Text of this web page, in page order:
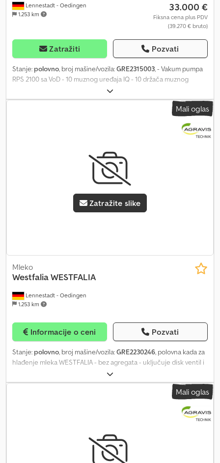
Lennestadt - Oedingen
1.253 km
33.000 €
Fiksna cena plus PDV
(39.270 € bruto)
Zatražiti Pozvati
Stanje: polovno, broj mašine/vozila:GRE2315003, - Vakum pumpa
RPS 2100 sa VoD - 10 muznog uređaja IQ - 10 držača muznog
uređaja - 10 Dematron 60 sa Stimopulsom - Posiball držač creva -
Automatsko skidanje sa EasyStart - Pritisna linija sa filterom - 80
kom. korišćenih respondera - 2 kom. elektronske ploče za ishranu
Mali oglas
Zatražite slike
Lennestadt - Oedingen
1.253 km
Mleko
WestfaliaWESTFALIA
Informacije o ceni Pozvati
Stanje: polovno, broj mašine/vozila:GRE2230246, polovna kada za
hlađenje mleka WESTFALIA - bez agregata - uključuje disk ventil i
redukciju Kontakt osoba: Georg Geuecke Telefon: Crsdpjqkrvysfx
Ahtsf
Mali oglas